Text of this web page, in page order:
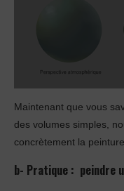
Maintenant que vous
des volumes simples,
concrètement la peinture
b- Pratique : peindre